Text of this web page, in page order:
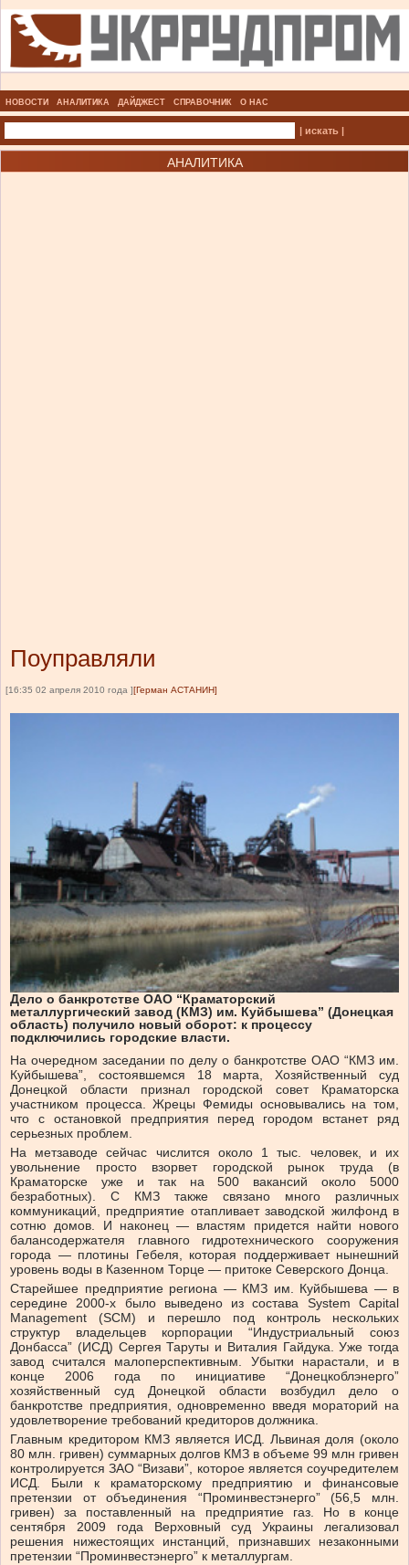
НОВОСТИ АНАЛИТИКА ДАЙДЖЕСТ СПРАВОЧНИК О НАС
| искать |
АНАЛИТИКА
Поуправляли
[16:35 02 апреля 2010 года ] [Герман АСТАНИН]
Дело о банкротстве ОАО “Краматорский
металлургический завод (КМЗ) им. Куйбышева” (Донецкая
область) получило новый оборот: к процессу
подключились городские власти.
На очередном заседании по делу о банкротстве ОАО “КМЗ им.
Куйбышева”, состоявшемся 18 марта, Хозяйственный суд
Донецкой области признал городской совет Краматорска
участником процесса. Жрецы Фемиды основывались на том,
что с остановкой предприятия перед городом встанет ряд
серьезных проблем.
На метзаводе сейчас числится около 1 тыс. человек, и их
увольнение просто взорвет городской рынок труда (в
Краматорске уже и так на 500 вакансий около 5000
безработных). С КМЗ также связано много различных
коммуникаций, предприятие отапливает заводской жилфонд в
сотню домов. И наконец — властям придется найти нового
балансодержателя главного гидротехнического сооружения
города — плотины Гебеля, которая поддерживает нынешний
уровень воды в Казенном Торце — притоке Северского Донца.
Старейшее предприятие региона — КМЗ им. Куйбышева — в
середине 2000-х было выведено из состава System Capital
Management (SCM) и перешло под контроль нескольких
структур владельцев корпорации “Индустриальный союз
Донбасса” (ИСД) Сергея Таруты и Виталия Гайдука. Уже тогда
завод считался малоперспективным. Убытки нарастали, и в
конце 2006 года по инициативе “Донецкоблэнерго”
хозяйственный суд Донецкой области возбудил дело о
банкротстве предприятия, одновременно введя мораторий на
удовлетворение требований кредиторов должника.
Главным кредитором КМЗ является ИСД. Львиная доля (около
80 млн. гривен) суммарных долгов КМЗ в объеме 99 млн гривен
контролируется ЗАО “Визави”, которое является соучредителем
ИСД. Были к краматорскому предприятию и финансовые
претензии от объединения “Проминвестэнерго” (56,5 млн.
гривен) за поставленный на предприятие газ. Но в конце
сентября 2009 года Верховный суд Украины легализовал
решения нижестоящих инстанций, признавших незаконными
претензии “Проминвестэнерго” к металлургам.